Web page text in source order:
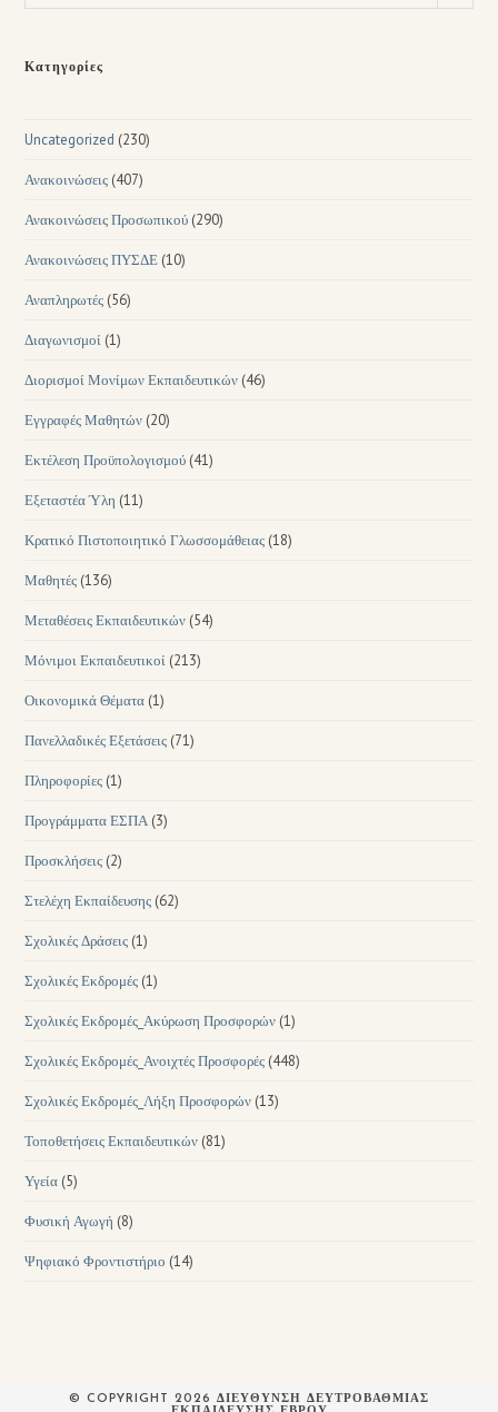
Κατηγορίες
Uncategorized (230)
Ανακοινώσεις (407)
Ανακοινώσεις Προσωπικού (290)
Ανακοινώσεις ΠΥΣΔΕ (10)
Αναπληρωτές (56)
Διαγωνισμοί (1)
Διορισμοί Μονίμων Εκπαιδευτικών (46)
Εγγραφές Μαθητών (20)
Εκτέλεση Προϋπολογισμού (41)
Εξεταστέα Ύλη (11)
Κρατικό Πιστοποιητικό Γλωσσομάθειας (18)
Μαθητές (136)
Μεταθέσεις Εκπαιδευτικών (54)
Μόνιμοι Εκπαιδευτικοί (213)
Οικονομικά Θέματα (1)
Πανελλαδικές Εξετάσεις (71)
Πληροφορίες (1)
Προγράμματα ΕΣΠΑ (3)
Προσκλήσεις (2)
Στελέχη Εκπαίδευσης (62)
Σχολικές Δράσεις (1)
Σχολικές Εκδρομές (1)
Σχολικές Εκδρομές_Ακύρωση Προσφορών (1)
Σχολικές Εκδρομές_Ανοιχτές Προσφορές (448)
Σχολικές Εκδρομές_Λήξη Προσφορών (13)
Τοποθετήσεις Εκπαιδευτικών (81)
Υγεία (5)
Φυσική Αγωγή (8)
Ψηφιακό Φροντιστήριο (14)
© COPYRIGHT 2026 ΔΙΕΥΘΥΝΣΗ ΔΕΥΤΡΟΒΑΘΜΙΑΣ